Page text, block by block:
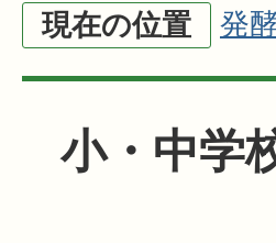
現在の位置 発
小・中学